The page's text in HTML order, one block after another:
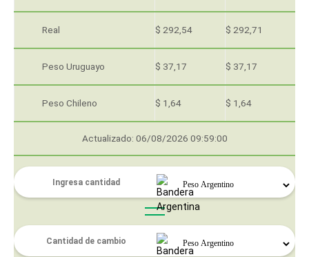
Real $ 292,54 $ 292,71
Peso Uruguayo $ 37,17 $ 37,17
Peso Chileno $ 1,64 $ 1,64
Actualizado: 06/08/2026 09:59:00